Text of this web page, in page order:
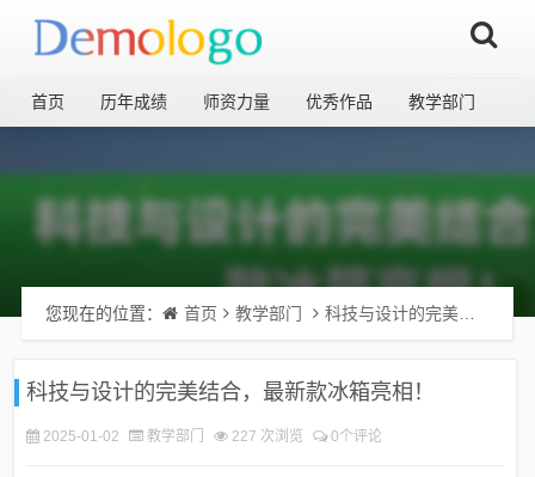
首页 历年成绩 师资力量 优秀作品 教学部门
您现在的位置： 首页 教学部门 科技与设计的完美结合，最新款冰箱亮相！
科技与设计的完美结合，最新款冰箱亮相！
2025-01-02 教学部门 227 次浏览 0个评论